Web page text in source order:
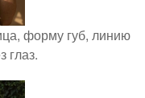
форму губ, линию
глаз.